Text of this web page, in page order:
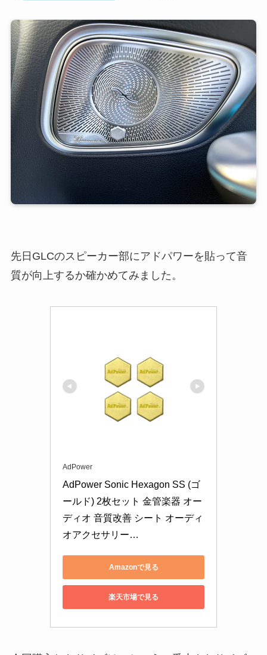
先日GLCのスピーカー部にアドパワーを貼って音
質が向上するか確かめてみました。
AdPower
AdPower Sonic Hexagon SS (ゴ
ールド) 2枚セット 金管楽器 オー
ディオ 音質改善 シート オーディ
オアクセサリー…
Amazonで見る
楽天市場で見る